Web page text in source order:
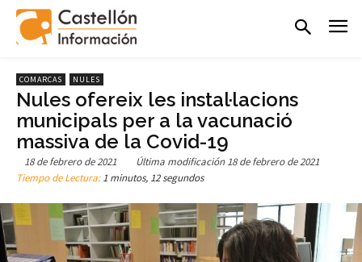
COMARCAS NULES
Nules ofereix les instal·lacions
municipals per a la vacunació
massiva de la Covid-19
18 de febrero de 2021 Última modificación 18 de febrero de 2021
Tiempo de Lectura:1 minutos, 12 segundos